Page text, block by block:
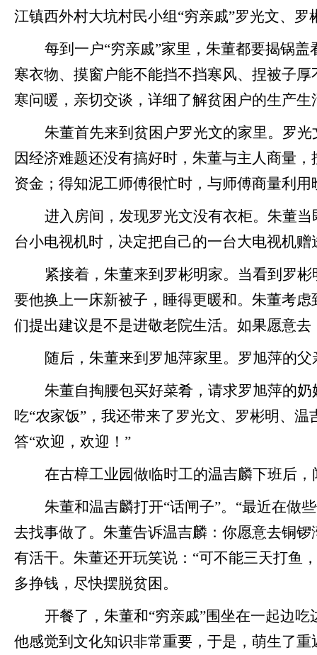
董事长朱兴才扶贫
侧记 -金沙娱场城
app
江镇西外村大坑村民小组“穷亲戚”罗光文、
每到一户“穷亲戚”家里，朱董都要揭锅
寒衣物、摸窗户能不能挡不挡寒风、捏被子
寒问暖，亲切交谈，详细了解贫困户的生产生
朱董首先来到贫困户罗光文的家里。罗
因经济难题还没有搞好时，朱董与主人商量
资金；得知泥工师傅很忙时，与师傅商量利
进入房间，发现罗光文没有衣柜。朱董
台小电视机时，决定把自己的一台大电视机赠
紧接着，朱董来到罗彬明家。当看到罗
要他换上一床新被子，睡得更暖和。朱董考
们提出建议是不是进敬老院生活。如果愿意
随后，朱董来到罗旭萍家里。罗旭萍的
朱董自掏腰包买好菜肴，请求罗旭萍的
吃“农家饭”，我还带来了罗光文、罗彬明、
答“欢迎，欢迎！”
在古樟工业园做临时工的温吉麟下班后
朱董和温吉麟打开“话闸子”。“最近在做
去找事做了。朱董告诉温吉麟：你愿意去铜
有活干。朱董还开玩笑说：“可不能三天打鱼
多挣钱，尽快摆脱贫困。
开餐了，朱董和“穷亲戚”围坐在一起边
他感觉到文化知识非常重要，于是，萌生了